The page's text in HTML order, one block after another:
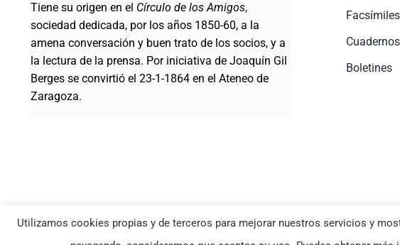
Tiene su origen en el Círculo de los Amigos,
sociedad dedicada, por los años 1850-60, a la
amena conversación y buen trato de los socios, y a
la lectura de la prensa. Por iniciativa de Joaquín Gil
Berges se convirtió el 23-1-1864 en el Ateneo de
Zaragoza.
Facsímiles
Cuadernos
Boletines
Utilizamos cookies propias y de terceros para mejorar nuestros servicios y